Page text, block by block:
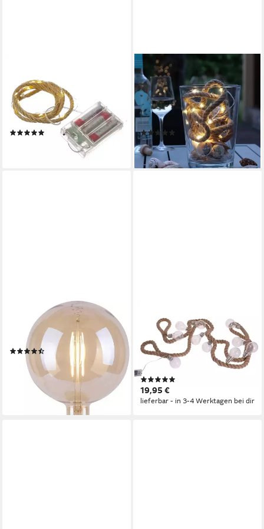
LED-Lichterkette Seil Jute
maritime Deko Kordel Tau
20LED 1m Timer Naturseil für
Innen, 20-flammig
lieferbar - in 2-3 Werktagen bei dir
MARELIDA
LED-Lichterkette Seil Jute
maritime Deko Kordel Tau
100LED 5m Timer 8 Funkt.
Outdoor, 100-flammig
(1)
20,39 €
lieferbar - in 2-3 Werktagen bei dir
JUST LIGHT
Tischleuchte ROPE, ohne
Leuchtmittel, Seil Optik
(10)
ab 38,26 € UVP 53,95 €
lieferbar - in 3-4 Werktagen bei dir
LED-Girlande Glühbirnen
Lichterkette auf Seil warm
weiß- 30 LED, 30-flammig,
Deko Beleuchtung Batterie
betrieben
19,95 €
lieferbar - in 3-4 Werktagen bei dir